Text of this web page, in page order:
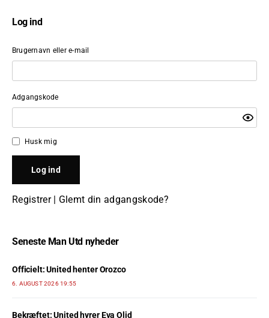
Log ind
Brugernavn eller e-mail
Adgangskode
Husk mig
Registrer| Glemt din adgangskode?
Seneste Man Utd nyheder
Officielt: United henter Orozco
6. AUGUST 2026 19:55
Bekræftet: United hyrer Eva Olid